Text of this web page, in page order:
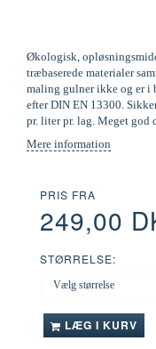
Økologisk,
træbaserede materialer
maling gulner ikke og er i
efter DIN EN 13300.
pr. liter pr. lag. Meget god
Mere information
PRIS FRA
249,00
STØRRELSE:
LÆG I KURV